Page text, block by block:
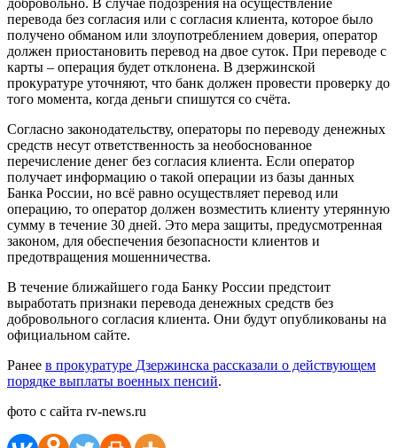
добровольно. В случае подозрения на осуществление
перевода без согласия или с согласия клиента, которое было
получено обманом или злоупотреблением доверия, оператор
должен приостановить перевод на двое суток. При переводе с
карты – операция будет отклонена. В дзержинской
прокуратуре уточняют, что банк должен провести проверку до
того момента, когда деньги спишутся со счёта.
Согласно законодательству, операторы по переводу денежных
средств несут ответственность за необоснованное
перечисление денег без согласия клиента. Если оператор
получает информацию о такой операции из базы данных
Банка России, но всё равно осуществляет перевод или
операцию, то оператор должен возместить клиенту утерянную
сумму в течение 30 дней. Это мера защиты, предусмотренная
законом, для обеспечения безопасности клиентов и
предотвращения мошенничества.
В течение ближайшего года Банку России предстоит
выработать признаки перевода денежных средств без
добровольного согласия клиента. Они будут опубликованы на
официальном сайте.
Ранее в прокуратуре Дзержинска рассказали о действующем
порядке выплаты военных пенсий.
фото с сайта rv-news.ru